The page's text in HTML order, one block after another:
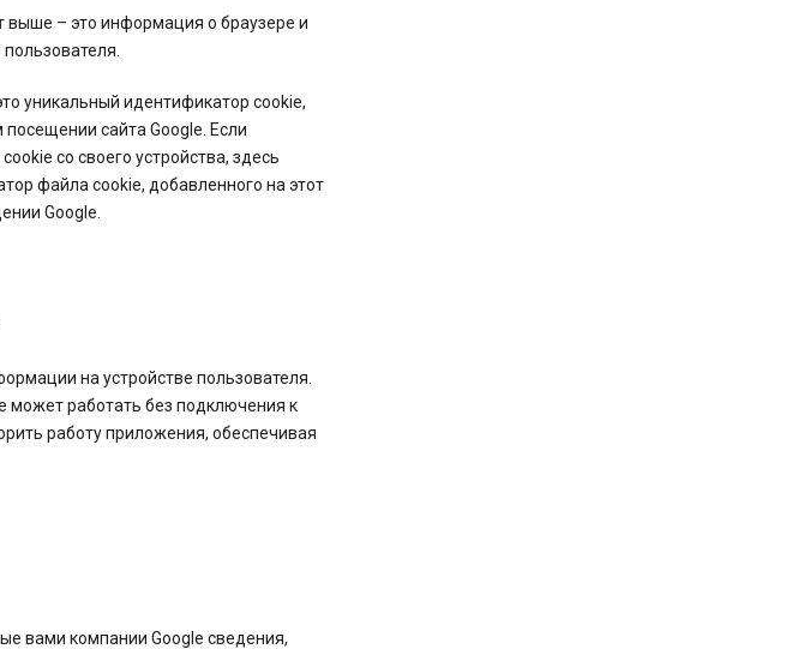
выше – это информация о браузере и
уникальный идентификатор cookie,
сайта Google. Если
со своего устройства, здесь
файла cookie, добавленного на этот
Google.
на устройстве пользователя.
работать без подключения к
работу приложения, обеспечивая
вами компании Google сведения,